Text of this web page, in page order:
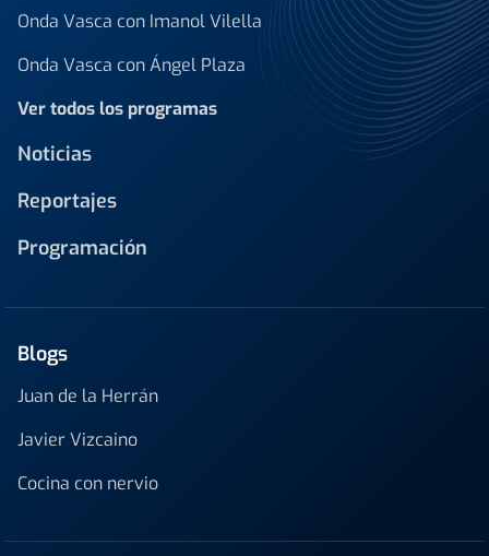
Onda Vasca con Imanol Vilella
Onda Vasca con Ángel Plaza
Ver todos los programas
Noticias
Reportajes
Programación
Blogs
Juan de la Herrán
Javier Vizcaino
Cocina con nervio